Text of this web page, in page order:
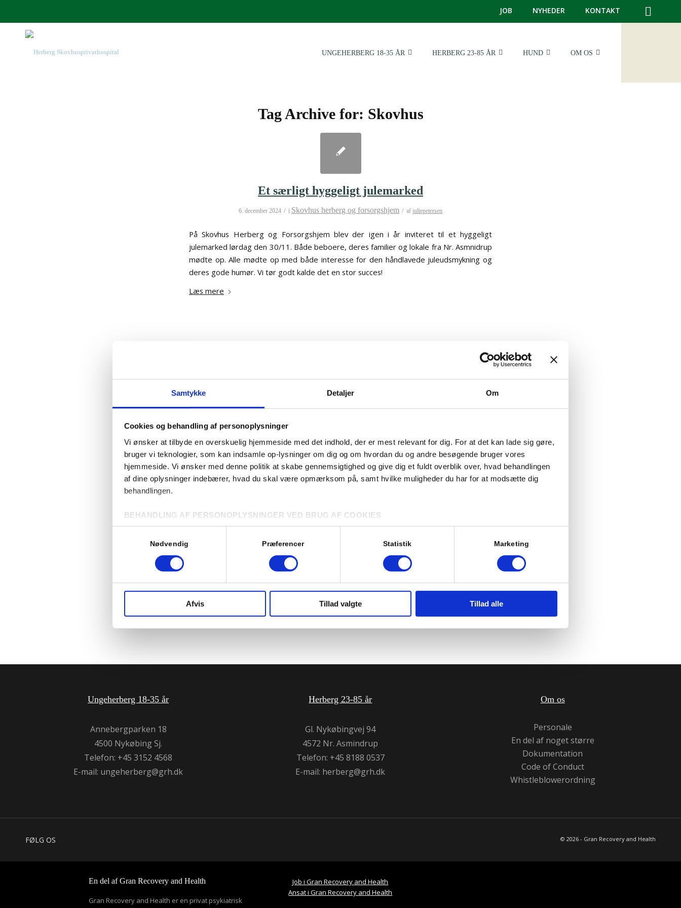
Samtykke Detaljer Om
Cookies og behandling af personoplysninger
Vi ønsker at tilbyde en overskuelig hjemmeside med det indhold, der er mest relevant for dig. For at det kan lade sig gøre,
bruger vi teknologier, som kan indsamle op-lysninger om dig og om hvordan du og andre besøgende bruger vores
hjemmeside. Vi ønsker med denne politik at skabe gennemsigtighed og give dig et fuldt overblik over, hvad behandlingen
af dine oplysninger indebærer, hvad du skal være opmærksom på, samt hvilke muligheder du har for at modsætte dig
behandlingen.
BEHANDLING AF PERSONOPLYSNINGER VED BRUG AF COOKIES
Vores brug af cookies kan medføre behandling af personoplysninger, og vi anbefaler derfor, at du også læser vores
privatlivspolitik, som beskriver vores behandling af personoplysninger og dine rettigheder.
SAMTYKKE
Nødvendig Præferencer Statistik Marketing
Afvis Tillad valgte Tillad alle
JOB NYHEDER KONTAKT
UNGEHERBERG 18-35 ÅR HERBERG 23-85 ÅR HUND OM OS
Tag Archive for: Skovhus
Et særligt hyggeligt julemarked
6. december 2024 / i Skovhus herberg og forsorgshjem / af juliepetersen
På Skovhus Herberg og Forsorgshjem blev der igen i år inviteret til et hyggeligt
julemarked lørdag den 30/11. Både beboere, deres familier og lokale fra Nr. Asmnidrup
mødte op. Alle mødte op med både interesse for den håndlavede juleudsmykning og
deres gode humør. Vi tør godt kalde det en stor succes!
Læs mere
Skovhus Herberg og Forsorgshjem donerer 10.000 kr. til
nedbrændt fælleshus
Skovhus herberg og forsorgshjem
I Nørre Asmindrup – hvor Skovhus Herberg og Forsorgshjem ligger – har det lokale
fællesskab indtil for nyligt været centreret omkring en træhytte ved byens bakke
fællesspisning – som ”Madpakken” er navngivet efter – hvor naboer har medbragt
Ungeherberg 18-35 år
Annebergparken 18
4500 Nykøbing Sj.
Telefon: +45 3152 4568
E-mail: ungeherberg@grh.dk
Herberg 23-85 år
Gl. Nykøbingvej 94
4572 Nr. Asmindrup
Telefon: +45 8188 0537
E-mail: herberg@grh.dk
Om os
Personale
En del af noget større
Dokumentation
Code of Conduct
Whistleblowerordning
FØLG OS © 2026 - Gran Recovery and Health
En del af Gran Recovery and Health
Gran Recovery and Health er en privat psykiatrisk
Job i Gran Recovery and Health
Ansat i Gran Recovery and Health